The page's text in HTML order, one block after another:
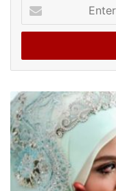
your
Email